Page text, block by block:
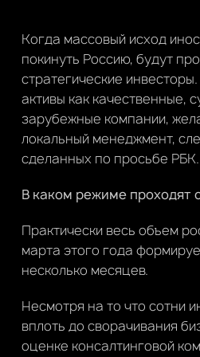
Когда массовый исход
покинуть Россию, будут
стратегические
активы как качественные,
зарубежные компании,
локальный менеджмент,
сделанных по просьбе РБК.
В каком режиме проходят
Практически весь объем
марта этого года
несколько месяцев.
Несмотря на то что сотни
вплоть до сворачивания
оценке консалтинговой